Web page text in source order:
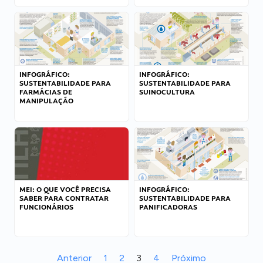
INFOGRÁFICO:
SUSTENTABILIDADE PARA
FARMÁCIAS DE
MANIPULAÇÃO
INFOGRÁFICO:
SUSTENTABILIDADE PARA
SUINOCULTURA
MEI: O QUE VOCÊ PRECISA
SABER PARA CONTRATAR
FUNCIONÁRIOS
INFOGRÁFICO:
SUSTENTABILIDADE PARA
PANIFICADORAS
Anterior 1 2 3 4 Próximo